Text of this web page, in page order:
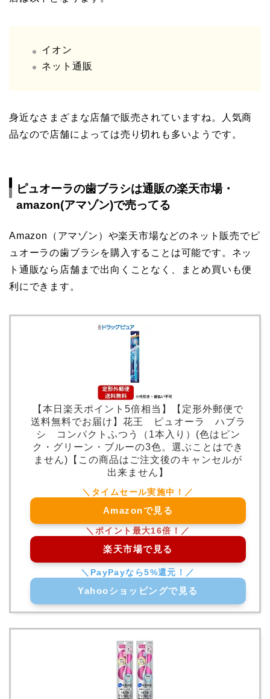
イオン
ネット通販
身近なさまざまな店舗で販売されていますね。人気商
品なので店舗によっては売り切れも多いようです。
ピュオーラの歯ブラシは通販の楽天市場・
amazon(アマゾン)で売ってる
Amazon（アマゾン）や楽天市場などのネット販売でピ
ュオーラの歯ブラシを購入することは可能です。ネッ
ト通販なら店舗まで出向くことなく、まとめ買いも便
利にできます。
【本日楽天ポイント5倍相当】【定形外郵便で
送料無料でお届け】花王 ピュオーラ ハブラ
シ コンパクトふつう（1本入り）(色はピン
ク・グリーン・ブルーの3色。選ぶことはでき
ません)【この商品はご注文後のキャンセルが
出来ません】
Amazonで見る
楽天市場で見る
Yahooショッピングで見る